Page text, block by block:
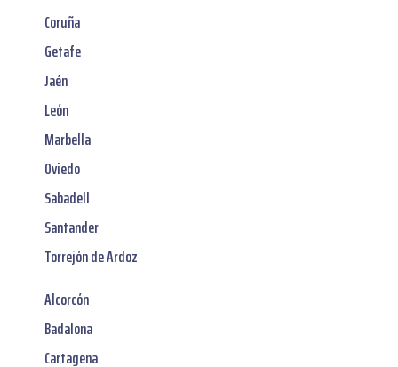
Coruña
Getafe
Jaén
León
Marbella
Oviedo
Sabadell
Santander
Torrejón de Ardoz
Alcorcón
Badalona
Cartagena